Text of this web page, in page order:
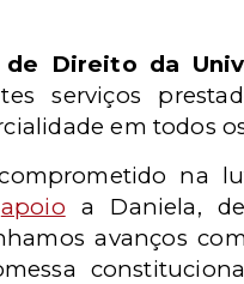
Direito da
serviços
em todos
na
apoio a Daniela,
avanços